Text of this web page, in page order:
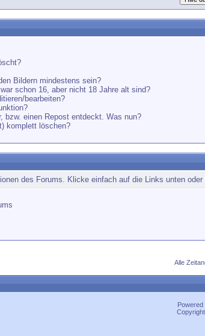
Bildern mindestens sein?
schon 16, aber nicht 18 Jahre alt sind?
bearbeiten?
bzw. einen Repost entdeckt. Was nun?
komplett löschen?
des Forums. Klicke einfach auf die Links unten
Alle